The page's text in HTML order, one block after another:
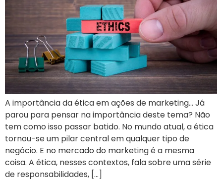
A importância da ética em ações de marketing… Já
parou para pensar na importância deste tema? Não
tem como isso passar batido. No mundo atual, a ética
tornou-se um pilar central em qualquer tipo de
negócio. E no mercado do marketing é a mesma
coisa. A ética, nesses contextos, fala sobre uma série
de responsabilidades, […]